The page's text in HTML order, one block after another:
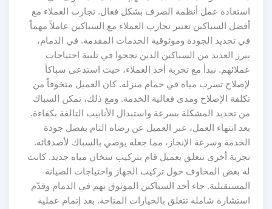
استعادة عمل أنظمة الصرف بشكل فعال. تجارب العملاء مع
أفضل السباكين تعتبر تجارب العملاء مع السباكين عاملاً مهماً
في تحديد الجودة وموثوقية الخدمات المقدمة. في الدمام،
يبرز العديد من السباكين الذين نجحوا في تلبية احتياجات
عملائهم. نبدأ مع تجربة أحد العملاء، حيث استدعى سباكاً
لإصلاح تسرب مياه في حمام منزله. كان العميل متخوفاً من
تكلفة الإصلاح ومدى فعالية الخدمة. ومع ذلك، تمكن السباك
من تحديد المشكلة بسرعة واستبدال الأنابيب التالفة بكفاءة.
بعد انتهاء العمل، عبر العميل عن رضاه التام بفضل جودة
الخدمة وسرعة الإنجاز، مما جعله يوصي بالسباك لأصدقائه.
تجربة أخرى تتعلق بعميل قام بتركيب سخان مياه جديد. كانت
له بعض المخاوف حول تركيب الجهاز واحتياجات الصيانة
المستقبلية. جاء أحد السباكين الموثوق بهم في الدمام وقدّم
استشارة شاملة تتعلق بالخيارات المتاحة. بعد إتمام عملية